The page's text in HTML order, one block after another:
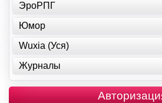
ЭроРПГ
Юмор
Wuxia (Уся)
Журналы